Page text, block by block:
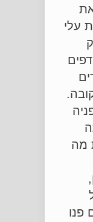
עלי
מה
פנו